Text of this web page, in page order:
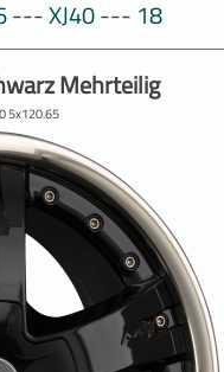
---XJ40--- 18
Mehrteilig
5x120.65